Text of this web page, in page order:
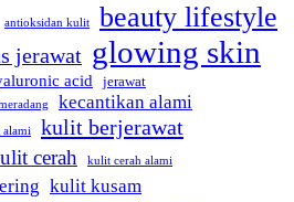
antioksidan kulit beauty lifestyle
jerawat glowing skin
acid jerawat
kecantikan alami
alami kulit berjerawat
cerah kulit cerah alami
kulit kusam